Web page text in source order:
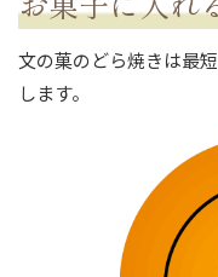
文の菓のどら焼きは最
します。